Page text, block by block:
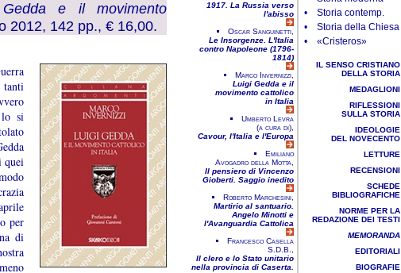
e il movimento
2012, 142 pp., € 16,00.
lo si
quei
per
di
1917. La Russia verso
l'abisso
Oscar Sanguinetti,
Le Insorgenze. L'Italia
contro Napoleone (1796-
1814)
Marco Invernizzi,
Luigi Gedda e il
movimento cattolico
in Italia
Umberto Levra
(a cura di),
Cavour, l'Italia e l'Europa
Emiliano
Avogadro della Motta,
Il pensiero di Vincenzo
Gioberti. Saggio inedito
Roberto Marchesini,
Martirio al santuario.
Angelo Minotti e
l'Avanguardia Cattolica
Francesco Casella
S.D.B.,
Il clero e lo Stato unitario
nella provincia di Caserta.
• Storia contemp.
• Storia della Chiesa
• «Cristeros»
IL SENSO CRISTIANO
DELLA STORIA
MEDAGLIONI
RIFLESSIONI
SULLA STORIA
IDEOLOGIE
DEL NOVECENTO
LETTURE
RECENSIONI
SCHEDE
BIBLIOGRAFICHE
NORME PER LA
REDAZIONE DEI TESTI
MEMORANDA
EDITORIALI
BIOGRAFIE